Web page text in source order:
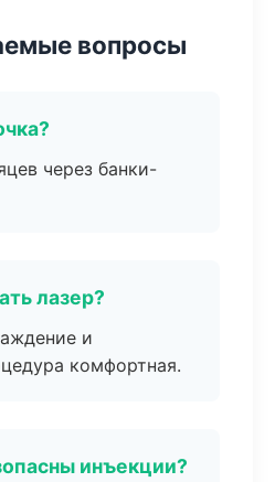
вопросы
через банки-
лазер?
и
комфортная.
инъекции?